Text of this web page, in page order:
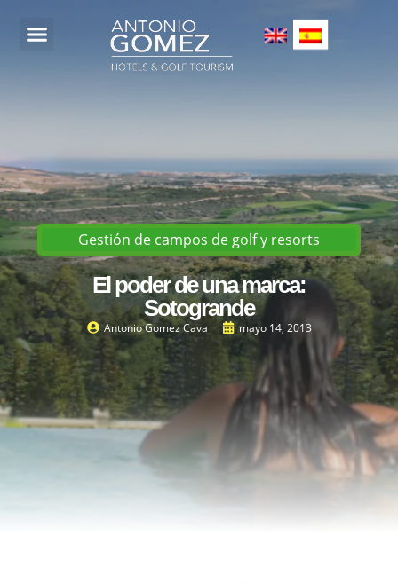
Gestión de campos de golf y resorts
El poder de una marca:
Sotogrande
Antonio Gomez Cava mayo 14, 2013